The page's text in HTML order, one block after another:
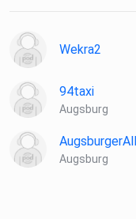
Wekra2
94taxi
Augsburg
Augsburg